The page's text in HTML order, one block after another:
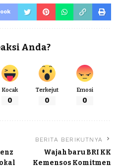
Anda?
Kocak
0
Terkejut
0
Emosi
0
BERITA BERIKUTNYA
Wajah baru BRI KK
Kemensos Komitmen